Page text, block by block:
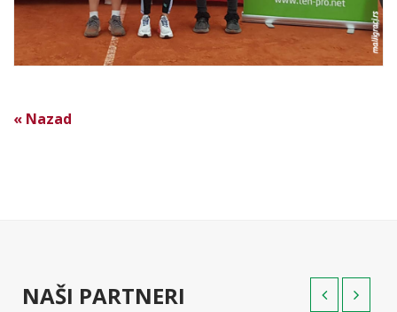
« Nazad
NAŠI PARTNERI